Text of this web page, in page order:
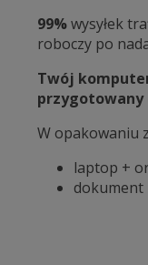
99%wysyłek
roboczy po
Twój
przygotowany
W opakowaniu
laptop +
dokument